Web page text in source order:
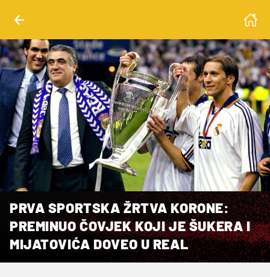
PRVA SPORTSKA ŽRTVA KORONE:
PREMINUO ČOVJEK KOJI JE ŠUKERA I
MIJATOVIĆA DOVEO U REAL